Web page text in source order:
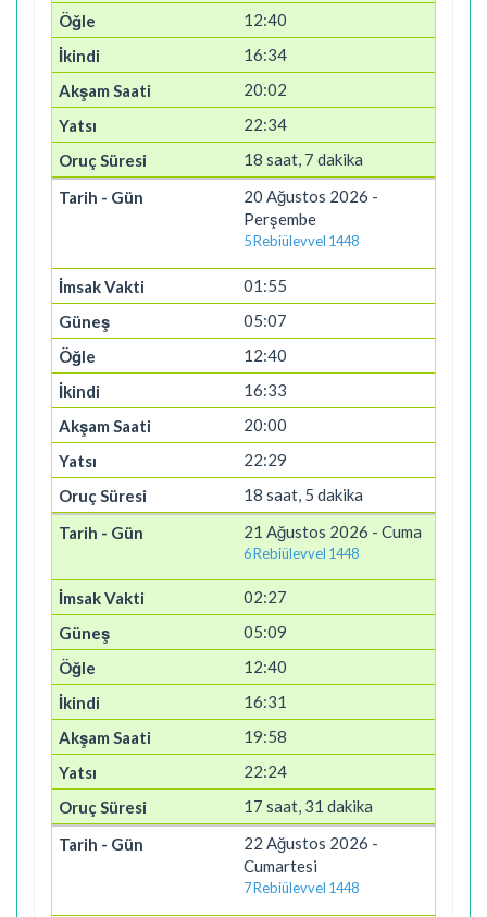
12:40
16:34
20:02
22:34
18 saat, 7 dakika
20 Ağustos 2026 -
Perşembe
5 Rebiülevvel 1448
01:55
05:07
12:40
16:33
20:00
22:29
18 saat, 5 dakika
21 Ağustos 2026 - Cuma
6 Rebiülevvel 1448
02:27
05:09
12:40
16:31
19:58
22:24
17 saat, 31 dakika
22 Ağustos 2026 -
Cumartesi
7 Rebiülevvel 1448